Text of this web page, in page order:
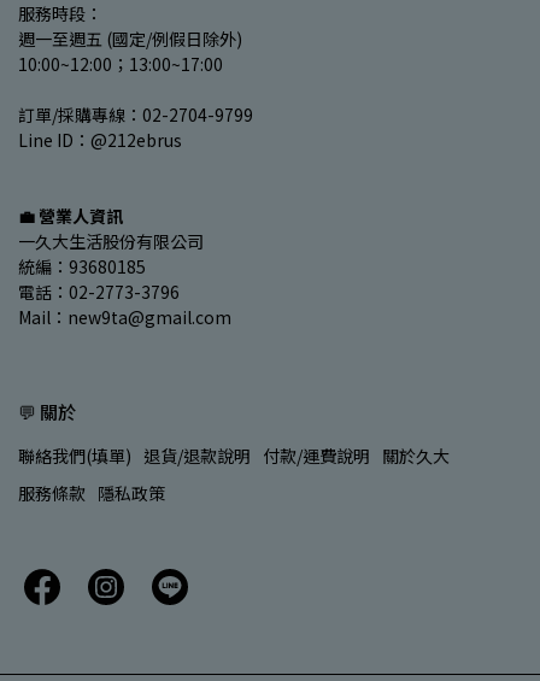
服務時段：
週一至週五 (國定/例假日除外)
10:00~12:00；13:00~17:00
訂單/採購專線：02-2704-9799
Line ID：@212ebrus
💼 營業人資訊
一久大生活股份有限公司
統編：93680185
電話：02-2773-3796
Mail：new9ta@gmail.com
💬 關於
聯絡我們(填單) 退貨/退款說明 付款/運費說明 關於久大
服務條款 隱私政策